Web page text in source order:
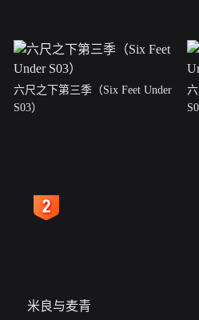
六尺之下第三季（Six Feet Under
S03）
米良与麦青